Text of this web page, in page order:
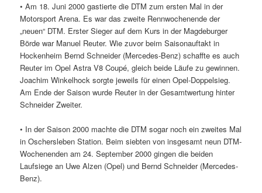
• Am 18. Juni 2000 gastierte die DTM zum ersten Mal in der
Motorsport Arena. Es war das zweite Rennwochenende der
„neuen“ DTM. Erster Sieger auf dem Kurs in der Magdeburger
Börde war Manuel Reuter. Wie zuvor beim Saisonauftakt in
Hockenheim Bernd Schneider (Mercedes-Benz) schaffte es auch
Reuter im Opel Astra V8 Coupé, gleich beide Läufe zu gewinnen.
Joachim Winkelhock sorgte jeweils für einen Opel-Doppelsieg.
Am Ende der Saison wurde Reuter in der Gesamtwertung hinter
Schneider Zweiter.
• In der Saison 2000 machte die DTM sogar noch ein zweites Mal
in Oschersleben Station. Beim siebten von insgesamt neun DTM-
Wochenenden am 24. September 2000 gingen die beiden
Laufsiege an Uwe Alzen (Opel) und Bernd Schneider (Mercedes-
Benz).